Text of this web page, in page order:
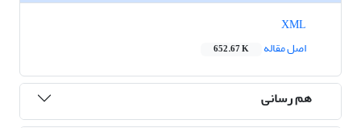
اصل مقاله
652.67 K
هم رسانی